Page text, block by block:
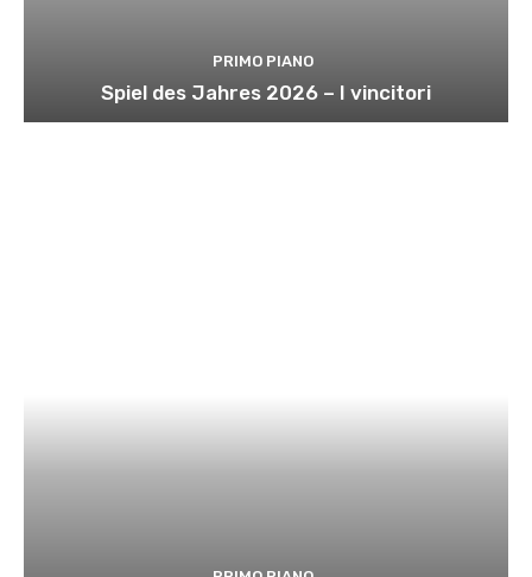
PRIMO PIANO
Spiel des Jahres 2026 – I vincitori